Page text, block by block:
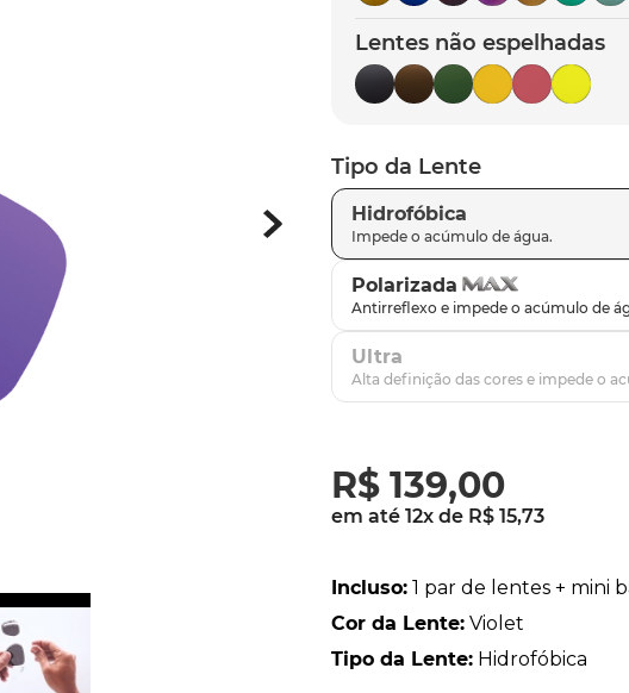
Lentes não espelhadas
Tipo da Lente
Hidrofóbica
Polarizada
Ultra
R$ 139,00
em até12x de R$ 15,73
Incluso: 1 par de lentes + mini
Cor da Lente: Violet
Tipo da Lente: Hidrofóbica
9º
gascan